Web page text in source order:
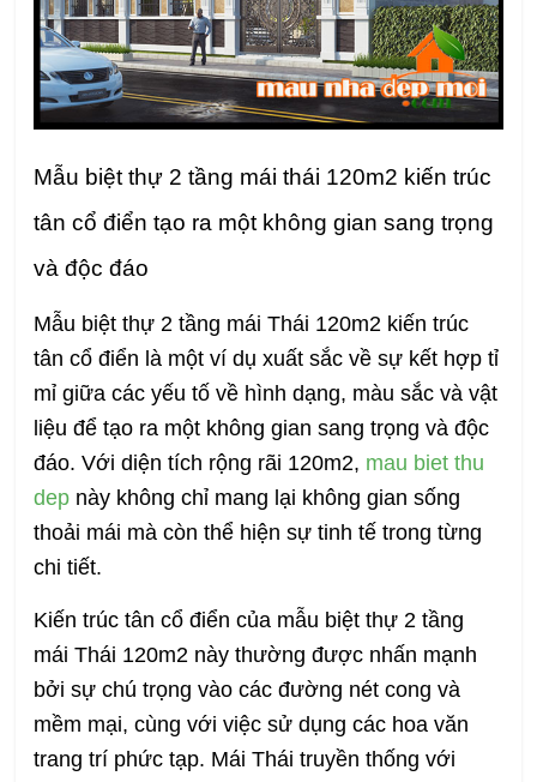
Mẫu biệt thự 2 tầng mái thái 120m2 kiến trúc
tân cổ điển tạo ra một không gian sang trọng
và độc đáo
Mẫu biệt thự 2 tầng mái Thái 120m2 kiến trúc
tân cổ điển là một ví dụ xuất sắc về sự kết hợp tỉ
mỉ giữa các yếu tố về hình dạng, màu sắc và vật
liệu để tạo ra một không gian sang trọng và độc
đáo. Với diện tích rộng rãi 120m2, mau biet thu
dep này không chỉ mang lại không gian sống
thoải mái mà còn thể hiện sự tinh tế trong từng
chi tiết.
Kiến trúc tân cổ điển của mẫu biệt thự 2 tầng
mái Thái 120m2 này thường được nhấn mạnh
bởi sự chú trọng vào các đường nét cong và
mềm mại, cùng với việc sử dụng các hoa văn
trang trí phức tạp. Mái Thái truyền thống với